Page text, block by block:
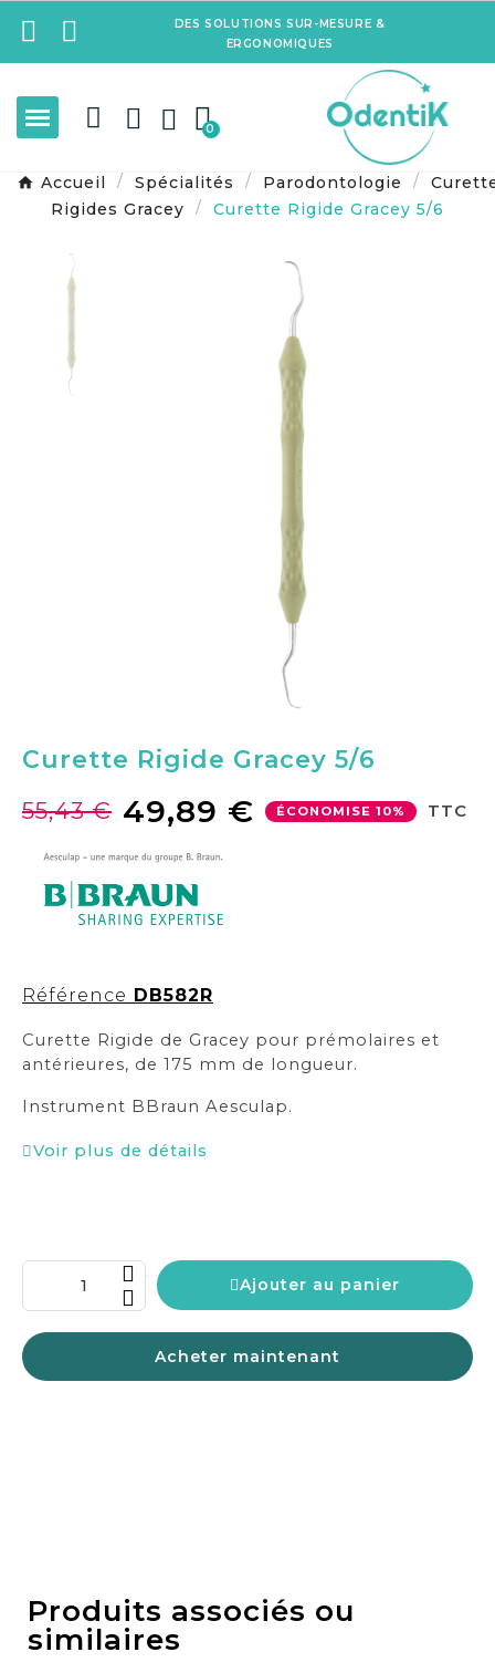
DES SOLUTIONS SUR-MESURE &
ERGONOMIQUES
Accueil Spécialités Parodontologie
Rigides Gracey
Curette Rigide Gracey 5/6
Curette Rigide Gracey 5/6
55,43 € 49,89 € ÉCONOMISE 10% TTC
Référence DB582R
Curette Rigide de Gracey pour prémolaires et
antérieures, de 175 mm de longueur.
Instrument BBraun Aesculap.
Voir plus de détails
Ajouter au panier
Acheter maintenant
Produits associés ou
similaires